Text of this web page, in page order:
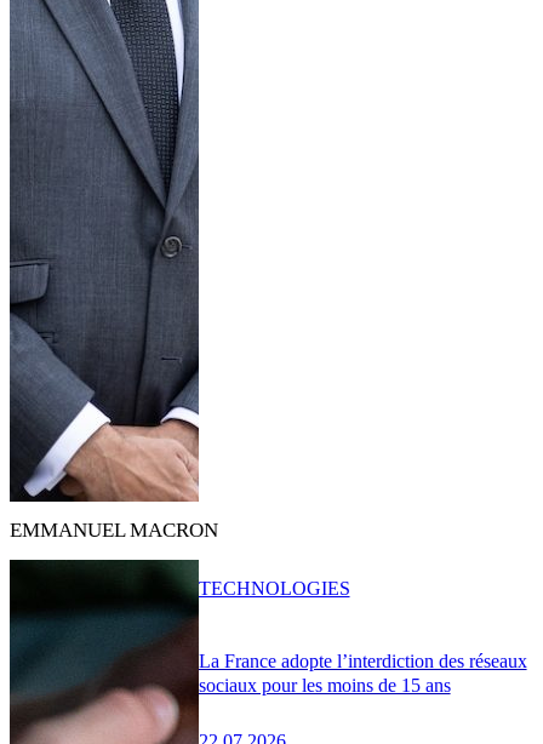
EMMANUEL MACRON
La France adopte l’interdiction des réseaux
sociaux pour les moins de 15 ans
TECHNOLOGIES